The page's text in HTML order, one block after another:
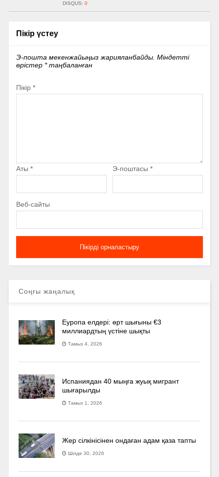
DISQUS: 0
Пікір үстеу
Э-пошта мекенжайыңыз жарияланбайды. Міндетті
өрістер *таңбаланған
Пікір *
Аты * Э-поштасы *
Веб-сайты
Соңғы жаңалық
Еуропа елдері: өрт шығыны €3
миллиардтың үстіне шықты
Тамыз 4, 2026
Испаниядан 40 мыңға жуық мигрант
шығарылды
Тамыз 1, 2026
Жер сілкінісінен ондаған адам қаза тапты
Шілде 30, 2026